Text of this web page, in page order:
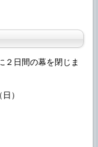
２日間の幕を閉じま
）